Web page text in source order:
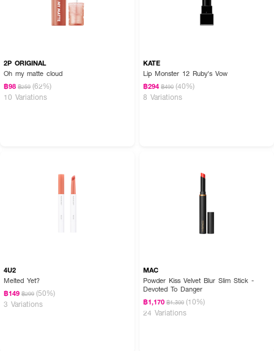
2P ORIGINAL
Oh my matte cloud
฿98 ฿259 (62%)
10 Variations
KATE
Lip Monster 12 Ruby's Vow
฿294 ฿490 (40%)
8 Variations
4U2
Melted Yet?
฿149 ฿299 (50%)
3 Variations
MAC
Powder Kiss Velvet Blur Slim Stick -
Devoted To Danger
฿1,170 ฿1,300 (10%)
24 Variations